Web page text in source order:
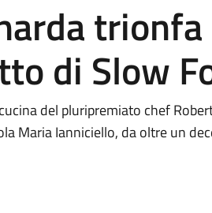
di Slow
del pluripremiato chef
Maria Ianniciello, da oltre un